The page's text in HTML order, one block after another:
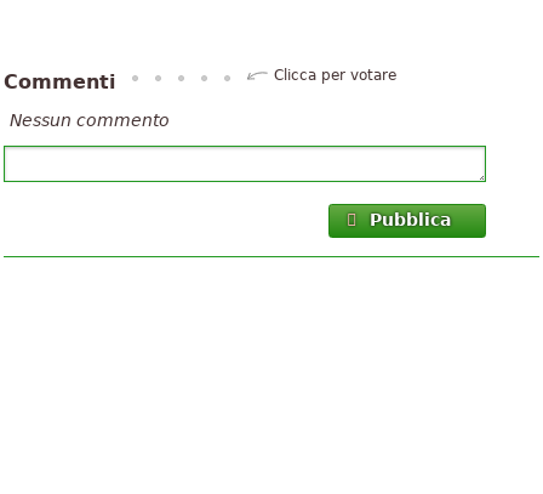
Commenti Clicca per votare
Nessun commento
Pubblica